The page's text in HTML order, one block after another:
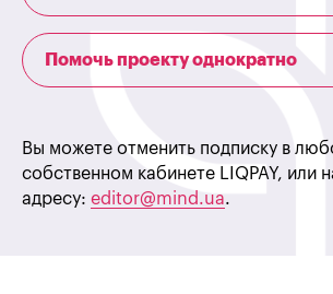
Помочь проекту однократно
Вы можете отменить подписку в
собственном кабинете LIQPAY, или
адресу: editor@mind.ua.